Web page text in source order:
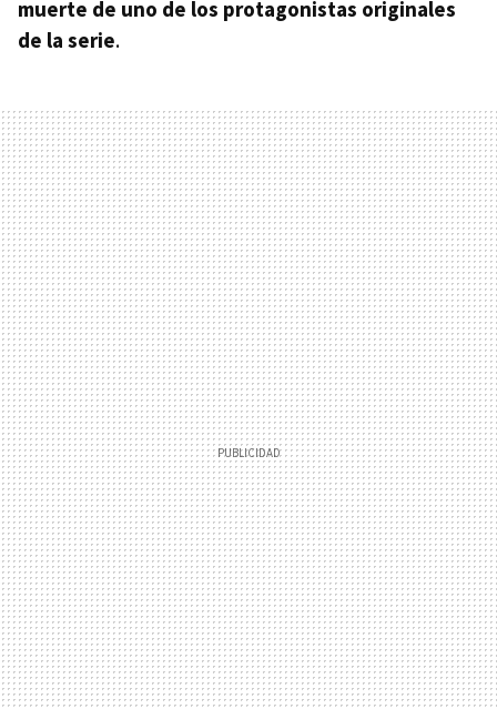
muerte de uno de los protagonistas originales
de la serie.